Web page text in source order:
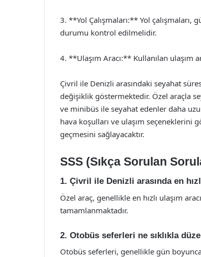
3. **Yol Çalışmaları:** Yol
durumu kontrol edilmelidir.
4. **Ulaşım Aracı:** Kullanılan ulaşım
Çivril ile Denizli arasındaki seyahat
değişiklik göstermektedir. Özel araçla
ve minibüs ile seyahat edenler daha
hava koşulları ve ulaşım
geçmesini sağlayacaktır.
SSS (Sıkça Sorulan
1. Çivril ile Denizli arasında en
Özel araç, genellikle en hızlı ulaşım
tamamlanmaktadır.
2. Otobüs seferleri ne sıklıkla
Otobüs seferleri, genellikle gün